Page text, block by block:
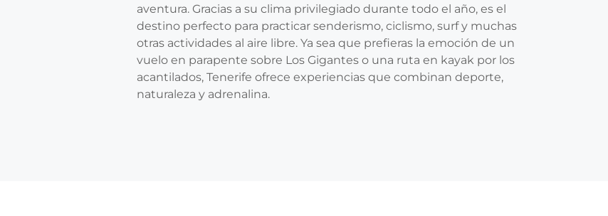
aventura. Gracias a su clima privilegiado durante todo el año, es el
destino perfecto para practicar senderismo, ciclismo, surf y muchas
otras actividades al aire libre. Ya sea que prefieras la emoción de un
vuelo en parapente sobre Los Gigantes o una ruta en kayak por los
acantilados, Tenerife ofrece experiencias que combinan deporte,
naturaleza y adrenalina.